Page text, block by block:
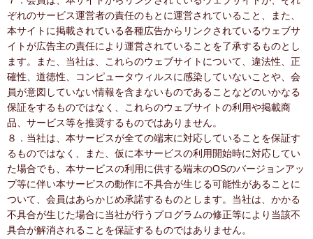
ぞれのサービス運営者の責任のもとに運営されていること、また、
本サイトに掲載されている各種広告からリンクされているウェブサ
イトが広告主の責任により運営されていることを了承するものとし
ます。また、当社は、これらのウェブサイトについて、違法性、正
確性、道徳性、コンピュータウィルスに感染していないことや、会
員が意図していない情報を含まないものであることなどのいかなる
保証をするものではなく、これらのウェブサイトの利用や掲載商
品、サービス等を推奨するものではありません。
８．当社は、本サービスが全ての端末に対応していることを保証す
るものではなく、また、仮に本サービスの利用開始時に対応してい
た場合でも、本サービスの利用に供する端末のOSのバージョンアッ
プ等に伴い本サービスの動作に不具合が生じる可能性があることに
ついて、会員はあらかじめ承諾するものとします。当社は、かかる
不具合が生じた場合に当社が行うプログラムの修正等により当該不
具合が解消されることを保証するものではありません。